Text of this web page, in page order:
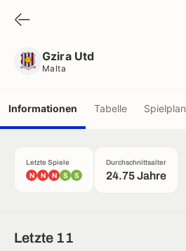
Gzira Utd
Malta
Informationen Tabelle Spielplan
Letzte Spiele
N N N S S
Durchschnittsalter
24.75 Jahre
Letzte 11